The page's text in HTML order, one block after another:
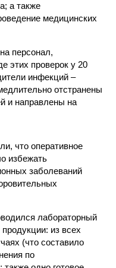
а также
медицинских
персонал,
этих проверок у 20
инфекций –
отстранены
и направлены на
что оперативное
избежать
заболеваний
лабораторный
из всех
(что составило
по